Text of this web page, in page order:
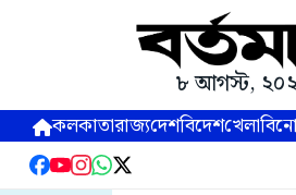
৮ আগস্ট,
কলকাতারাজ্যদেশবিদেশখেলা